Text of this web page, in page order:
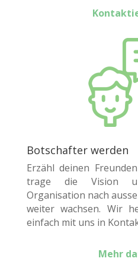
Botschafter werden
Erzähl deinen
trage die Vision
Organisation nach
weiter wachsen. Wir
einfach mit uns in
Mehr